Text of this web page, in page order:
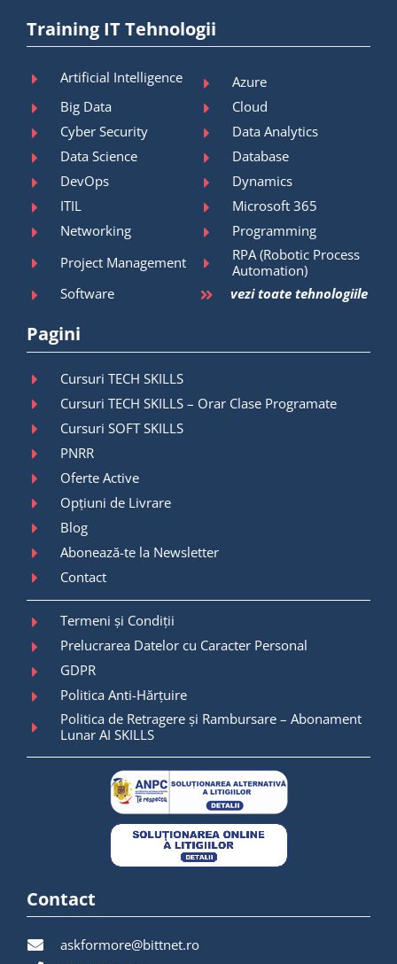
Training IT Tehnologii
Artificial Intelligence
Azure
Big Data
Cloud
Cyber Security
Data Analytics
Data Science
Database
DevOps
Dynamics
ITIL
Microsoft 365
Networking
Programming
Project Management
RPA (Robotic Process
Automation)
Software
vezi toate tehnologiile
Pagini
Cursuri TECH SKILLS
Cursuri TECH SKILLS – Orar Clase Programate
Cursuri SOFT SKILLS
PNRR
Oferte Active
Opțiuni de Livrare
Blog
Abonează-te la Newsletter
Contact
Termeni și Condiții
Prelucrarea Datelor cu Caracter Personal
GDPR
Politica Anti-Hărțuire
Politica de Retragere și Rambursare – Abonament
Lunar AI SKILLS
Contact
askformore@bittnet.ro